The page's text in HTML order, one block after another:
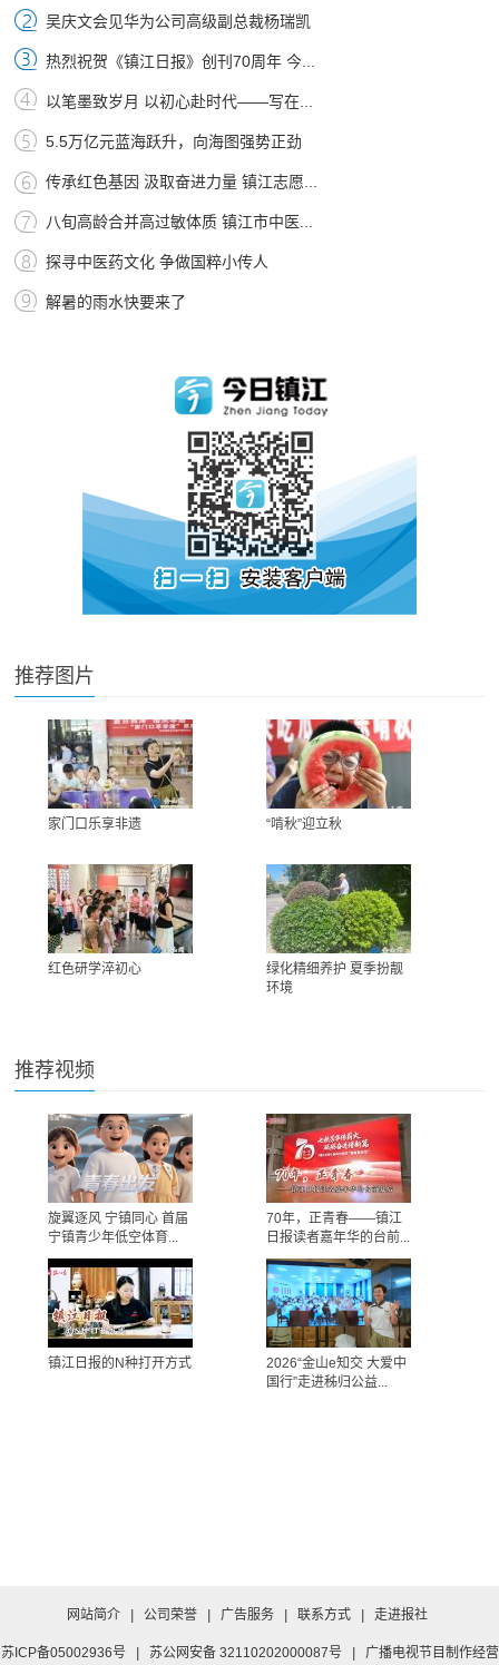
吴庆文会见华为公司高级副总裁杨瑞凯
热烈祝贺《镇江日报》创刊70周年 今...
以笔墨致岁月 以初心赴时代——写在...
5.5万亿元蓝海跃升，向海图强势正劲
传承红色基因 汲取奋进力量 镇江志愿...
八旬高龄合并高过敏体质 镇江市中医...
探寻中医药文化 争做国粹小传人
解暑的雨水快要来了
推荐图片
家门口乐享非遗 “啃秋”迎立秋
红色研学淬初心
绿化精细养护 夏季扮靓
环境
推荐视频
旋翼逐风 宁镇同心 首届
宁镇青少年低空体育...
70年，正青春——镇江
日报读者嘉年华的台前...
镇江日报的N种打开方式
2026“金山e知交 大爱中
国行”走进秭归公益...
网站简介 | 公司荣誉 | 广告服务 | 联系方式 | 走进报社
苏ICP备05002936号 | 苏公网安备 32110202000087号 |
广播电视节目制作经营